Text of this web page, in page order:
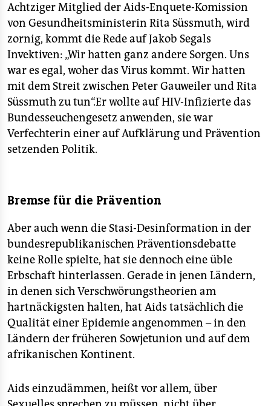
Achtziger Mitglied der Aids-Enquete-Komission
von Gesundheitsministerin Rita Süssmuth, wird
zornig, kommt die Rede auf Jakob Segals
Invektiven: „Wir hatten ganz andere Sorgen. Uns
war es egal, woher das Virus kommt. Wir hatten
mit dem Streit zwischen Peter Gauweiler und Rita
Süssmuth zu tun“.Er wollte auf HIV-Infizierte das
Bundesseuchengesetz anwenden, sie war
Verfechterin einer auf Aufklärung und Prävention
setzenden Politik.
Bremse für die Prävention
Aber auch wenn die Stasi-Desinformation in der
bundesrepublikanischen Präventionsdebatte
keine Rolle spielte, hat sie dennoch eine üble
Erbschaft hinterlassen. Gerade in jenen Ländern,
in denen sich Verschwörungstheorien am
hartnäckigsten halten, hat Aids tatsächlich die
Qualität einer Epidemie angenommen – in den
Ländern der früheren Sowjetunion und auf dem
afrikanischen Kontinent.
Aids einzudämmen, heißt vor allem, über